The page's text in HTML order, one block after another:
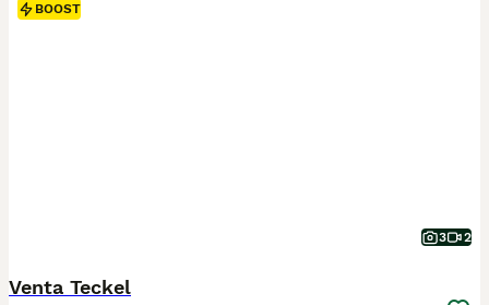
BOOST
3 2
Venta Teckel